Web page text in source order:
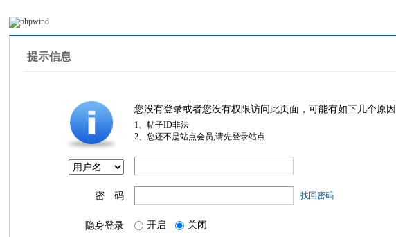
提示信息
您没有登录或者您没有权限访问此页面，可能有如下几个原因
1、帖子ID非法
2、您还不是站点会员,请先登录站点
密 码 找回密码
隐身登录 开启 关闭